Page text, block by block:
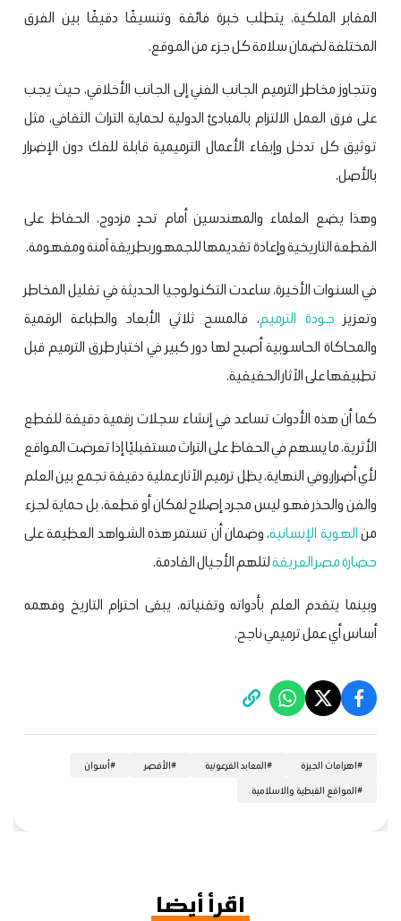
المقابر الملكية، يتطلب خبرة فائقة وتنسيقًا دقيقًا بين الفرق
المختلفة لضمان سلامة كل جزء من الموقع.
وتتجاوز مخاطر الترميم الجانب الفني إلى الجانب الأخلاقي، حيث يجب
على فرق العمل الالتزام بالمبادئ الدولية لحماية التراث الثقافي، مثل
توثيق كل تدخل وإبقاء الأعمال الترميمية قابلة للفك دون الإضرار
بالأصل.
وهذا يضع العلماء والمهندسين أمام تحدٍ مزدوج، الحفاظ على
القطعة التاريخية وإعادة تقديمها للجمهور بطريقة آمنة ومفهومة.
في السنوات الأخيرة، ساعدت التكنولوجيا الحديثة في تقليل المخاطر
وتعزيز جودة الترميم، فالمسح ثلاثي الأبعاد والطباعة الرقمية
والمحاكاة الحاسوبية أصبح لها دور كبير في اختبار طرق الترميم قبل
تطبيقها على الآثار الحقيقية.
كما أن هذه الأدوات تساعد في إنشاء سجلات رقمية دقيقة للقطع
الأثرية، ما يسهم في الحفاظ على التراث مستقبليًا إذا تعرضت المواقع
لأي أضرار،وفي النهاية، يظل ترميم الآثار عملية دقيقة تجمع بين العلم
والفن والحذر فهو ليس مجرد إصلاح لمكان أو قطعة، بل حماية لجزء
منالهوية الإنسانية، وضمان أن تستمر هذه الشواهد العظيمة على
حضارة مصر العريقةلتلهم الأجيال القادمة.
وبينما يتقدم العلم بأدواته وتقنياته، يبقى احترام التاريخ وفهمه
أساس أي عمل ترميمي ناجح.
#اهرامات الجيزة #المعابد الفرعونية #الأقصر #أسوان
#المواقع القبطية والاسلامية
اقرأ أيضا